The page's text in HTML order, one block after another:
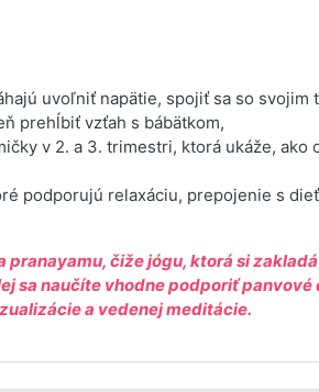
uvoľniť napätie, spojiť sa so svojim
prehĺbiť vzťah s bábätkom,
v 2. a 3. trimestri, ktorá ukáže, ako
podporujú relaxáciu, prepojenie s
čiže jógu, ktorá si zakladá
sa naučíte vhodne podporiť panvové
a vedenej meditácie.